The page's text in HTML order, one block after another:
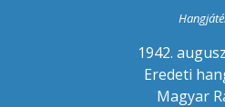
1942.
Eredeti
Magyar